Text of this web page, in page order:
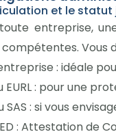
et le statut
entreprise,
Vous
: idéale
EURL : pour une
SAS : si vous
: Attestation de